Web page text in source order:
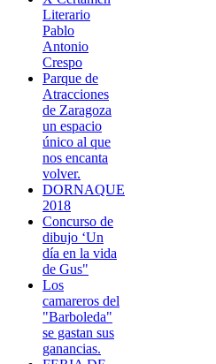
Literario
Pablo
Antonio
Crespo
Parque de
Atracciones
de Zaragoza
un espacio
único al que
nos encanta
volver.
DORNAQUE
2018
Concurso de
dibujo ‘Un
día en la vida
de Gus"
Los
camareros del
"Barboleda"
se gastan sus
ganancias.